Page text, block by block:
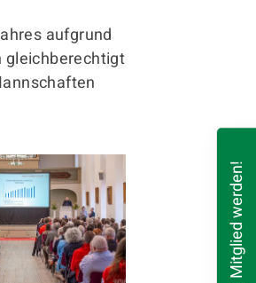
aufgrund
gleichberechtigt
Mitglied werden!